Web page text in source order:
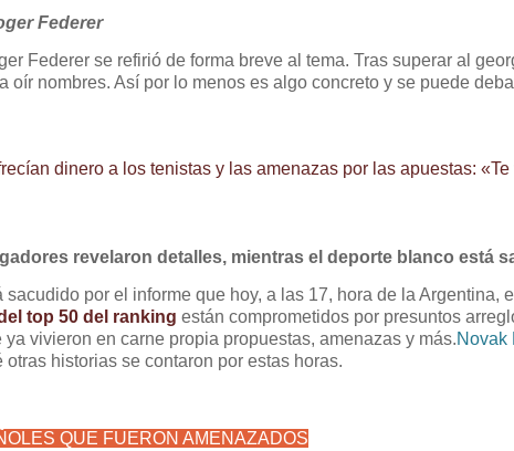
Federer
Federer se refirió de forma breve al tema. Tras superar al
oír nombres. Así por lo menos es algo concreto y se puede
dinero a los tenistas y las amenazas por las apuestas:
revelaron detalles, mientras el deporte blanco está
sacudido por el informe que hoy, a las 17, hora de la Argentina,
top 50 del ranking están comprometidos por presuntos
ya vivieron en carne propia propuestas, amenazas y más.Novak
otras historias se contaron por estas horas.
QUE FUERON AMENAZADOS